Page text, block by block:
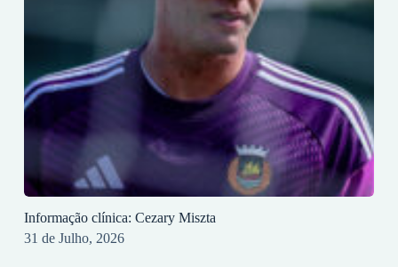
Informação clínica: Cezary Miszta
31 de Julho, 2026